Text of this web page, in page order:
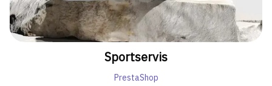
Sportservis
PrestaShop